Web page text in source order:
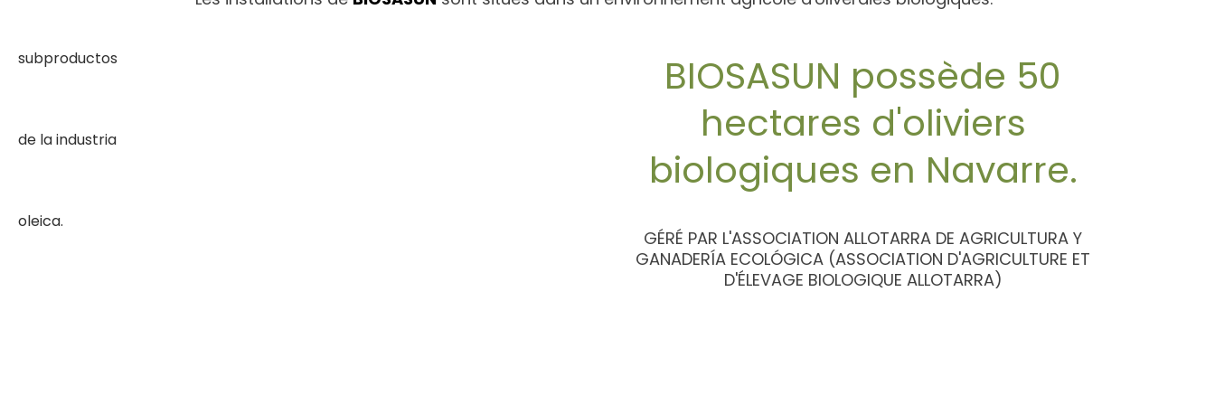
BIOSASUN possède 50
hectares d'oliviers
biologiques en Navarre.
GÉRÉ PAR L'ASSOCIATION ALLOTARRA DE AGRICULTURA Y
GANADERÍA ECOLÓGICA (ASSOCIATION D'AGRICULTURE ET
D'ÉLEVAGE BIOLOGIQUE ALLOTARRA)